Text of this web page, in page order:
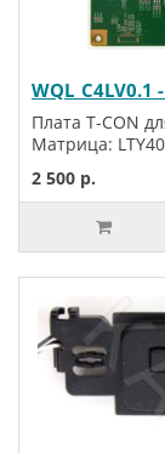
Плата T-CON
Матрица:
2 500 р.